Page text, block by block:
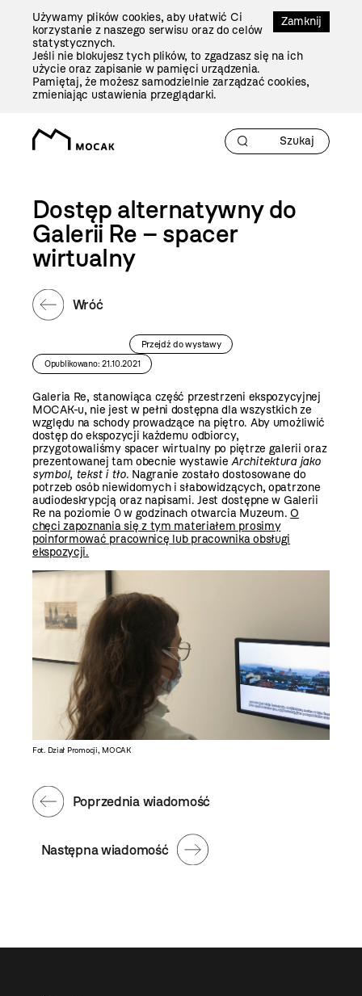
Zamknij
Używamy plików cookies, aby ułatwić Ci
korzystanie z naszego serwisu oraz do celów
statystycznych.
Jeśli nie blokujesz tych plików, to zgadzasz się na ich
użycie oraz zapisanie w pamięci urządzenia.
Pamiętaj, że możesz samodzielnie zarządzać cookies,
zmieniając ustawienia przeglądarki.
Dostęp alternatywny do
Galerii Re – spacer
wirtualny
Wróć
Przejdź do wystawy
Opublikowano: 21.10.2021
Galeria Re, stanowiąca część przestrzeni ekspozycyjnej
MOCAK-u, nie jest w pełni dostępna dla wszystkich ze
względu na schody prowadzące na piętro. Aby umożliwić
dostęp do ekspozycji każdemu odbiorcy,
przygotowaliśmy spacer wirtualny po piętrze galerii oraz
prezentowanej tam obecnie wystawieArchitektura jako
symbol, tekst i tło. Nagranie zostało dostosowane do
potrzeb osób niewidomych i słabowidzących, opatrzone
audiodeskrypcją oraz napisami. Jest dostępne w Galerii
Re na poziomie 0 w godzinach otwarcia Muzeum.O
chęci zapoznania się z tym materiałem prosimy
poinformować pracownicę lub pracownika obsługi
ekspozycji.
Fot. Dział Promocji, MOCAK
Następna wiadomość
Poprzednia wiadomość